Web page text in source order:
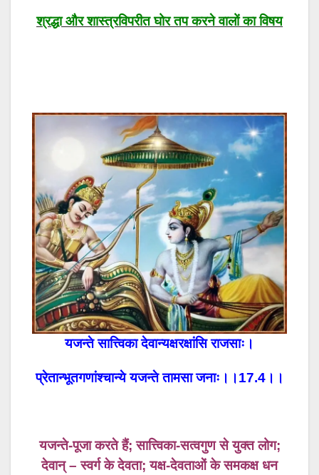
श्रद्धा और शास्त्रविपरीत घोर तप करने वालों का विषय
यजन्ते सात्त्विका देवान्यक्षरक्षांसि राजसाः।
प्रेतान्भूतगणांश्चान्ये यजन्ते तामसा जनाः।।17.4।।
यजन्ते-पूजा करते हैं; सात्त्विका-सत्वगुण से युक्त लोग;
देवान् – स्वर्ग के देवता; यक्ष-देवताओं के समकक्ष धन